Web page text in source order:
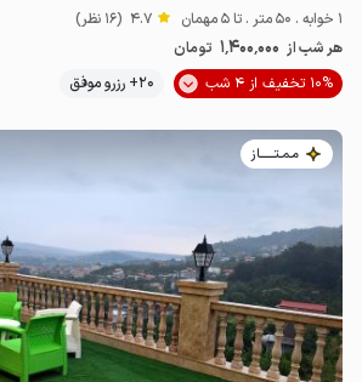
1 خوابه . 50 متر . تا 5 مهمان 4.7 (16 نظر)
هر شب از 1٬400٬000 تومان
10% تخفیف از 4 شب
20+ رزرو موفق
مـمـتــــــاز